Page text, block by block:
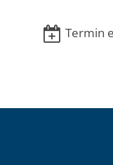
Termin